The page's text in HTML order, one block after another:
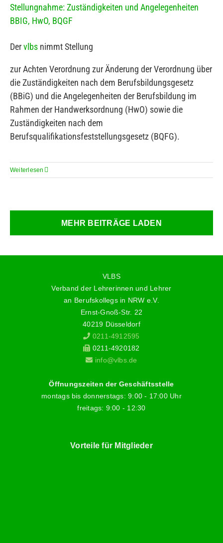
Stellungnahme: Zuständigkeiten und Angelegenheiten
BBIG, HwO, BQGF
Dervlbs nimmt Stellung
zur Achten Verordnung zur Änderung der Verordnung über
die Zuständigkeiten nach dem Berufsbildungsgesetz
(BBiG) und die Angelegenheiten der Berufsbildung im
Rahmen der Handwerksordnung (HwO) sowie die
Zuständigkeiten nach dem
Berufsqualifikationsfeststellungsgesetz (BQFG).
Weiterlesen
MEHR BEITRÄGE LADEN
VLBS
Verband der Lehrerinnen und Lehrer
an Berufskollegs in NRW e.V.
Ernst-Gnoß-Str. 22
40219 Düsseldorf
0211-4912595
0211-4920182
info@vlbs.de
Öffnungszeiten der Geschäftsstelle
montags bis donnerstags: 9:00 - 17:00 Uhr
freitags: 9:00 - 12:30
Vorteile für Mitglieder